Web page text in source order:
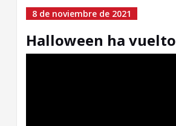
8 de noviembre de 2021
Halloween ha vuelto